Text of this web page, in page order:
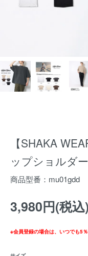
【SHAKA
ップショルダ
商品型番：mu01gdd
3,980円(税込)
※会員登録の場合は、いつでも5